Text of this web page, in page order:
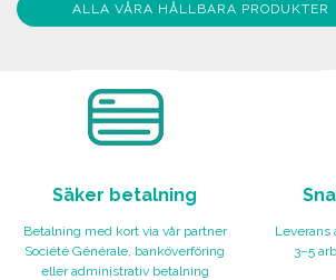
ALLA VÅRA HÅLLBARA PRODUKTER
Säker betalning
Betalning med kort via vår partner
Société Générale, banköverföring
eller administrativ betalning
Leverans
3–5